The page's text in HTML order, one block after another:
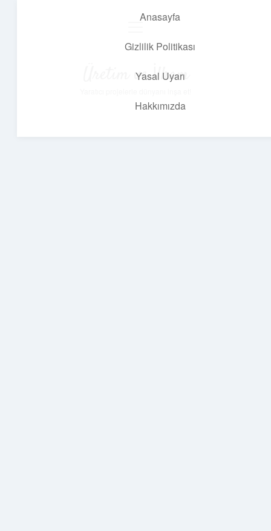
Anasayfa
Gizlilik Politikası
Yasal Uyarı
Hakkımızda
Üretim ve İlham